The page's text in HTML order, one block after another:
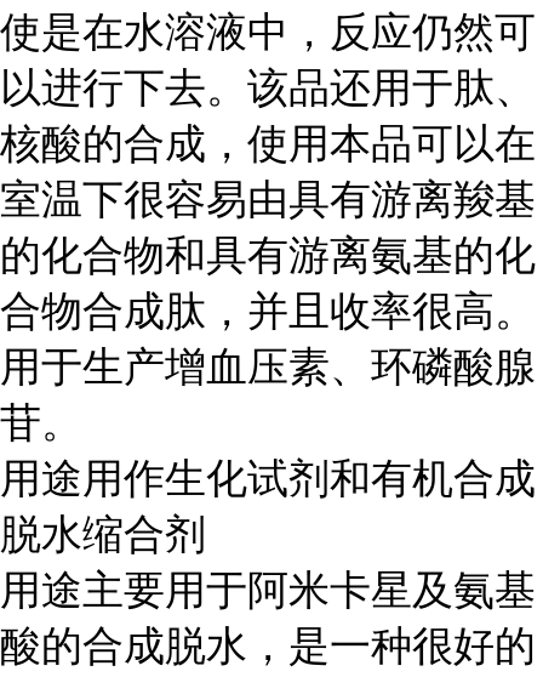
使是在水溶液中，反应仍然可
以进行下去。该品还用于肽、
核酸的合成，使用本品可以在
室温下很容易由具有游离羧基
的化合物和具有游离氨基的化
合物合成肽，并且收率很高。
用于生产增血压素、环磷酸腺
苷。
用途用作生化试剂和有机合成
脱水缩合剂
用途主要用于阿米卡星及氨基
酸的合成脱水，是一种很好的